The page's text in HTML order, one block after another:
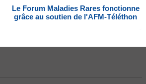
Le Forum Maladies Rares fonctionne
grâce au soutien de l'AFM-Téléthon